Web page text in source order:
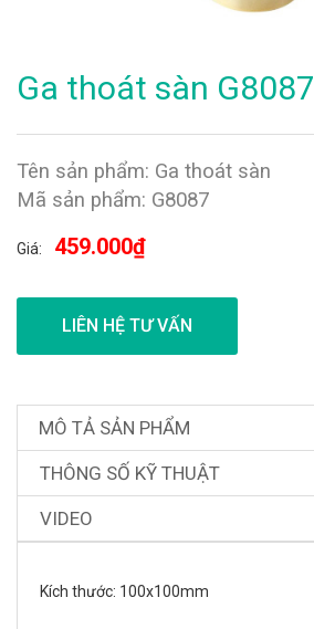
Ga thoát sàn G8087
Tên sản phẩm: Ga thoát sàn
Mã sản phẩm: G8087
Giá: 459.000₫
LIÊN HỆ TƯ VẤN
MÔ TẢ SẢN PHẨM
THÔNG SỐ KỸ THUẬT
VIDEO
Kích thước: 100x100mm